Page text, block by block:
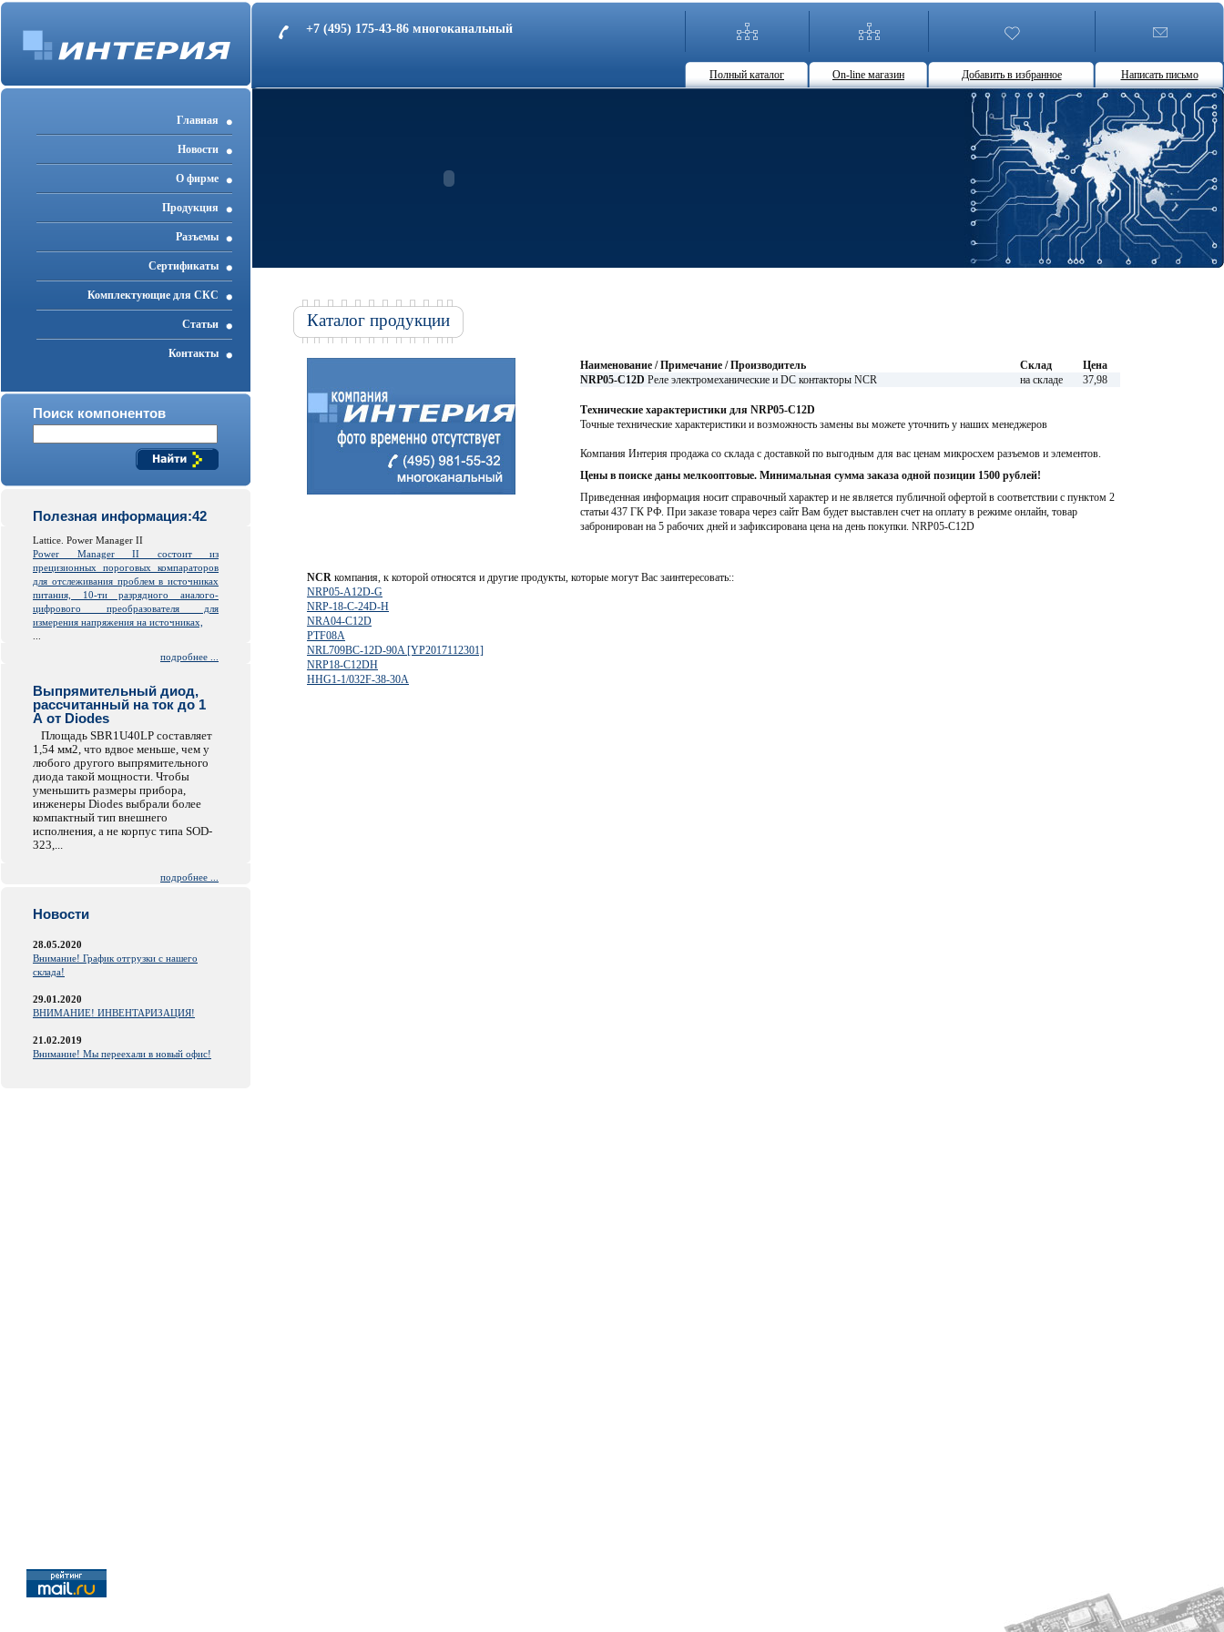
+7 (495) 175-43-86 многоканальный
Полный каталог On-line магазин Добавить в избранное Написать письмо
Главная
Новости
О фирме
Продукция
Разъемы
Cертификаты
Комплектующие для СКС
Статьи
Контакты
Поиск компонентов
Полезная информация:42
Lattice. Power Manager II
Power Manager II состоит из
прецизионных пороговых компараторов
для отслеживания проблем в источниках
питания, 10-ти разрядного аналого-
цифрового преобразователя для
измерения напряжения на источниках,
подробнее ...
Выпрямительный диод,
рассчитанный на ток до 1
А от Diodes
Площадь SBR1U40LP составляет
1,54 мм2, что вдвое меньше, чем у
любого другого выпрямительного
диода такой мощности. Чтобы
уменьшить размеры прибора,
инженеры Diodes выбрали более
компактный тип внешнего
исполнения, а не корпус типа SOD-
323,...
подробнее ...
Новости
28.05.2020
Внимание! График отгрузки с нашего
склада!
29.01.2020
ВНИМАНИЕ! ИНВЕНТАРИЗАЦИЯ!
21.02.2019
Внимание! Мы переехали в новый офис!
Каталог продукции
Наименование / Примечание / Производитель Склад
Цена
NRP05-C12D Реле электромеханические и DC контакторы NCR на складе 37,98
Технические характеристики для NRP05-C12D
Точные технические характеристики и возможность замены вы можете уточнить у наших менеджеров
Компания Интерия продажа со склада с доставкой по выгодным для вас ценам микросхем разъемов и элементов.
Цены в поиске даны мелкооптовые. Минимальная сумма заказа одной позиции 1500 рублей!
Приведенная информация носит справочный характер и не является публичной офертой в соответствии с пунктом 2
статьи 437 ГК РФ. При заказе товара через сайт Вам будет выставлен счет на оплату в режиме онлайн, товар
забронирован на 5 рабочих дней и зафиксирована цена на день покупки. NRP05-C12D
NCR компания, к которой относятся и другие продукты, которые могут Вас заинтересовать::
NRP05-A12D-G
NRP-18-C-24D-H
NRA04-C12D
PTF08A
NRL709BC-12D-90A [YP2017112301]
NRP18-C12DH
HHG1-1/032F-38-30A